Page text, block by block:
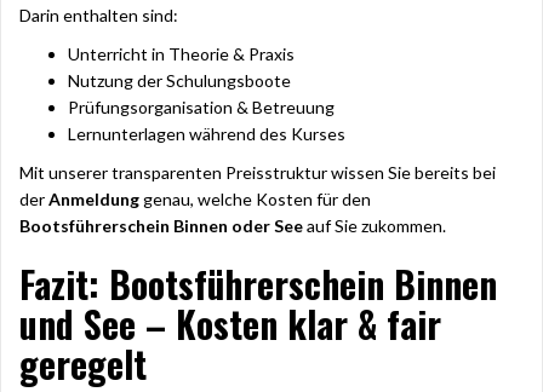
Darin enthalten sind:
Unterricht in Theorie & Praxis
Nutzung der Schulungsboote
Prüfungsorganisation & Betreuung
Lernunterlagen während des Kurses
Mit unserer transparenten Preisstruktur wissen Sie bereits bei
derAnmeldunggenau, welche Kosten für den
Bootsführerschein Binnen oder Seeauf Sie zukommen.
Fazit: Bootsführerschein Binnen
und See – Kosten klar & fair
geregelt